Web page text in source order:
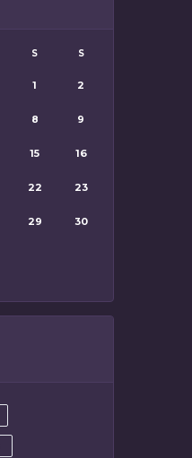
S S
1 2
8 9
15 16
22 23
29 30